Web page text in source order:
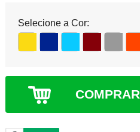
Selecione a Cor:
COMPRAR